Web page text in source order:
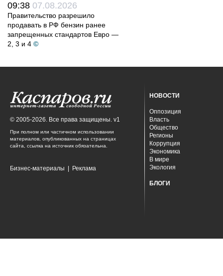
09:38 07.08.2026
Правительство разрешило
продавать в РФ бензин ранее
запрещенных стандартов Евро —
2, 3 и 4 ©
© 2005-2026. Все права защищены. v1
При полном или частичном использовании
материалов, опубликованных на страницах
сайта, ссылка на источник обязательна.
Бизнес-материалы Реклама
НОВОСТИ
Оппозиция
Власть
Общество
Регионы
Коррупция
Экономика
В мире
Экология
БЛОГИ